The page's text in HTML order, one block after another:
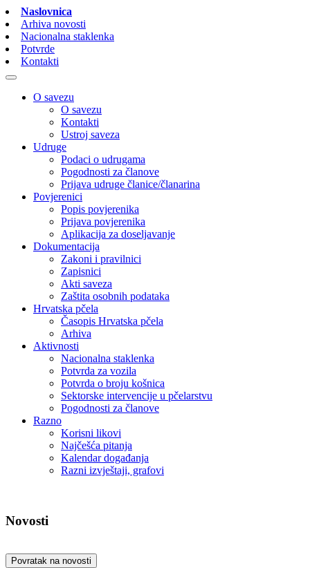
Naslovnica
Arhiva novosti
Nacionalna staklenka
Potvrde
Kontakti
O savezu
O savezu
Kontakti
Ustroj saveza
Udruge
Podaci o udrugama
Pogodnosti za članove
Prijava udruge članice/članarina
Povjerenici
Popis povjerenika
Prijava povjerenika
Aplikacija za doseljavanje
Dokumentacija
Zakoni i pravilnici
Zapisnici
Akti saveza
Zaštita osobnih podataka
Hrvatska pčela
Časopis Hrvatska pčela
Arhiva
Aktivnosti
Nacionalna staklenka
Potvrda za vozila
Potvrda o broju košnica
Sektorske intervencije u pčelarstvu
Pogodnosti za članove
Razno
Korisni likovi
Najčešća pitanja
Kalendar događanja
Razni izvještaji, grafovi
Novosti
Povratak na novosti